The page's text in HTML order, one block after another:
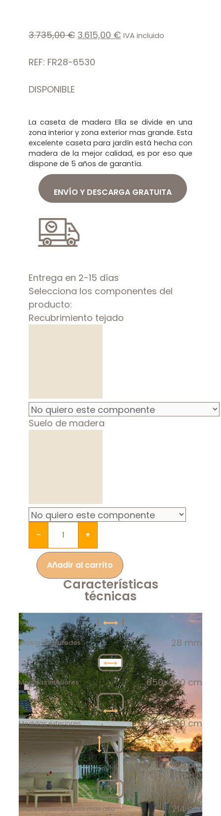
3.735,00€ 3.615,00 € IVA incluido
REF: FR28-6530
DISPONIBLE
La caseta de madera Ella se divide en una
zona interior y zona exterior mas grande. Esta
excelente caseta para jardín está hecha con
madera de la mejor calidad, es por eso que
dispone de 5 años de garantía.
ENVÍO Y DESCARGA GRATUITA
Entrega en 2-15 días
Selecciona los componentes del
producto:
Recubrimiento tejado
Suelo de madera
- +
Añadir al carrito
Características
técnicas
Grosor de paredes 28 mm
Medidas interiores 650×300 cm
Medidas exteriores 670×320 cm
Altura de la pared 199 cm
Altura máxima punto más alto 214 cm